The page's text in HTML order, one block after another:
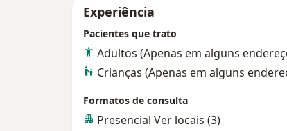
Experiência
Pacientes que trato
Adultos (Apenas em alguns
Crianças (Apenas em alguns
Formatos de consulta
Presencial Ver locais (3)